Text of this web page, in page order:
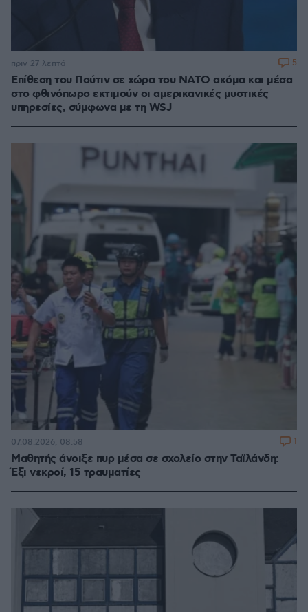
Επίθεση του Πούτιν σε χώρα του ΝΑΤΟ ακόμα και μέσα
στο φθινόπωρο εκτιμούν οι αμερικανικές μυστικές
υπηρεσίες, σύμφωνα με τη WSJ
πριν 27 λεπτά 5
Μαθητής άνοιξε πυρ μέσα σε σχολείο στην Ταϊλάνδη:
Έξι νεκροί, 15 τραυματίες
07.08.2026, 08:58 1